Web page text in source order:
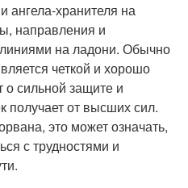
ангела-хранителя на
направления и
на ладони. Обычно
четкой и хорошо
о сильной защите и
получает от высших сил.
это может означать,
с трудностями и